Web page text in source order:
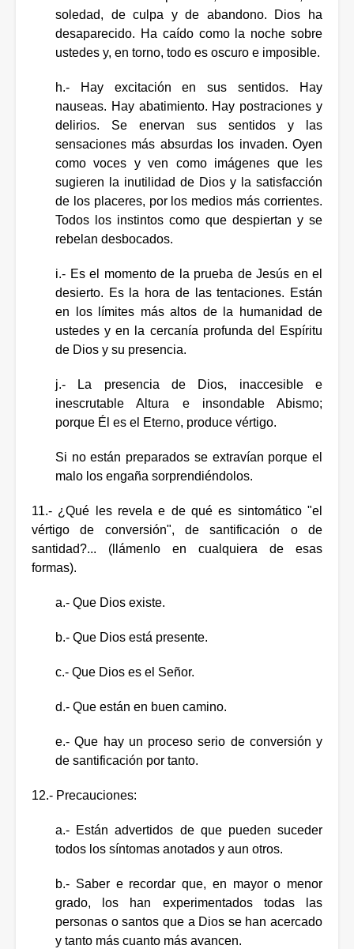
soledad, de culpa y de abandono. Dios ha
desaparecido. Ha caído como la noche sobre
ustedes y, en torno, todo es oscuro e imposible.
h.- Hay excitación en sus sentidos. Hay
nauseas. Hay abatimiento. Hay postraciones y
delirios. Se enervan sus sentidos y las
sensaciones más absurdas los invaden. Oyen
como voces y ven como imágenes que les
sugieren la inutilidad de Dios y la satisfacción
de los placeres, por los medios más corrientes.
Todos los instintos como que despiertan y se
rebelan desbocados.
i.- Es el momento de la prueba de Jesús en el
desierto. Es la hora de las tentaciones. Están
en los límites más altos de la humanidad de
ustedes y en la cercanía profunda del Espíritu
de Dios y su presencia.
j.- La presencia de Dios, inaccesible e
inescrutable Altura e insondable Abismo;
porque Él es el Eterno, produce vértigo.
Si no están preparados se extravían porque el
malo los engaña sorprendiéndolos.
11.- ¿Qué les revela e de qué es sintomático "el
vértigo de conversión", de santificación o de
santidad?... (llámenlo en cualquiera de esas
formas).
a.- Que Dios existe.
b.- Que Dios está presente.
c.- Que Dios es el Señor.
d.- Que están en buen camino.
e.- Que hay un proceso serio de conversión y
de santificación por tanto.
12.- Precauciones:
a.- Están advertidos de que pueden suceder
todos los síntomas anotados y aun otros.
b.- Saber e recordar que, en mayor o menor
grado, los han experimentados todas las
personas o santos que a Dios se han acercado
y tanto más cuanto más avancen.